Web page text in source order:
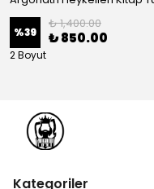
%39
₺ 1,400.00
₺ 850.00
2 Boyut
Kategoriler